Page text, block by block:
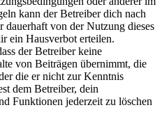
kann der Betreiber dich nach
dauerhaft von der Nutzung dieses
ein Hausverbot erteilen.
der Betreiber keine
von Beiträgen übernimmt, die
die er nicht zur Kenntnis
dem Betreiber, dein
Funktionen jederzeit zu löschen